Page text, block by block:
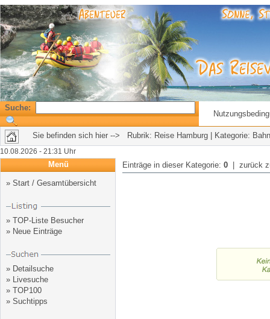
Suche:
Sie befinden sich hier --> Rubrik: Reise Hamburg | Kategorie:
10.08.2026 - 21:31 Uhr
Menü
» Start / Gesamtübersicht
» TOP-Liste Besucher
» Neue Einträge
» Detailsuche
» Livesuche
» TOP100
» Suchtipps
Einträge in dieser Kategorie: 0 | zurück